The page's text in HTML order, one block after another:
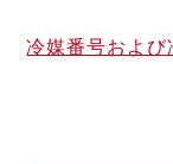
冷媒番号およ